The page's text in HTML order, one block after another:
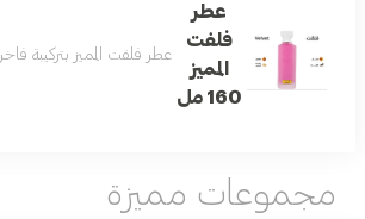
عطر
فلفت
المميز
160 مل
عطر فلفت المميز بتركيبة
مجموعات مميزة